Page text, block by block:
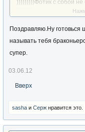
)))))))))Фотик с собой
вложение 19583
Поздравляю.Ну готовься
называть тебя
супер.
03.06.12
Вверх
sasha и Серж нравится это.